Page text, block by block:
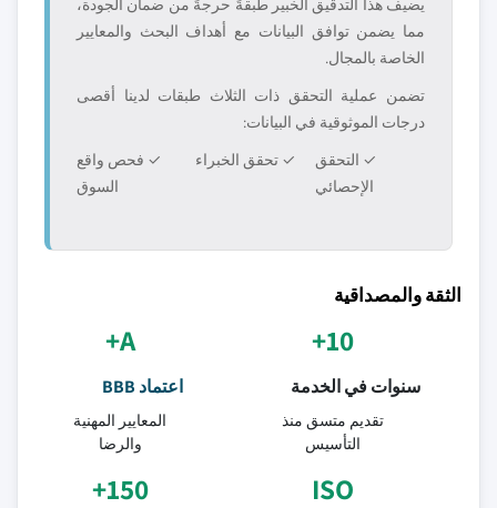
يضيف هذا التدقيق الخبير طبقةً حرجةً من ضمان الجودة،
مما يضمن توافق البيانات مع أهداف البحث والمعايير
الخاصة بالمجال.
تضمن عملية التحقق ذات الثلاث طبقات لدينا أقصى
درجات الموثوقية في البيانات:
✓ التحقق
الإحصائي
✓ تحقق الخبراء
✓ فحص واقع
السوق
الثقة والمصداقية
10+
سنوات في الخدمة
تقديم متسق منذ
التأسيس
A+
اعتماد BBB
المعايير المهنية
والرضا
ISO
150+